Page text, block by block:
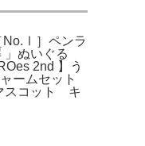
No.Ⅰ］ペンラ
ぬいぐる
2nd 】う
ームセット
スコット キ